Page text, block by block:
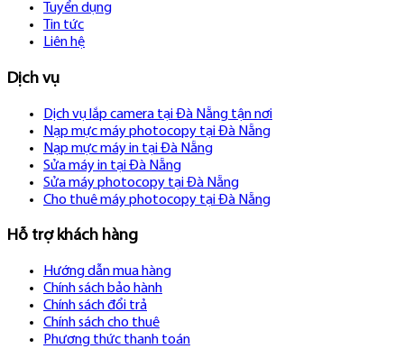
Tuyển dụng
Tin tức
Liên hệ
Dịch vụ
Dịch vụ lắp camera tại Đà Nẵng tận nơi
Nạp mực máy photocopy tại Đà Nẵng
Nạp mực máy in tại Đà Nẵng
Sửa máy in tại Đà Nẵng
Sửa máy photocopy tại Đà Nẵng
Cho thuê máy photocopy tại Đà Nẵng
Hỗ trợ khách hàng
Hướng dẫn mua hàng
Chính sách bảo hành
Chính sách đổi trả
Chính sách cho thuê
Phương thức thanh toán